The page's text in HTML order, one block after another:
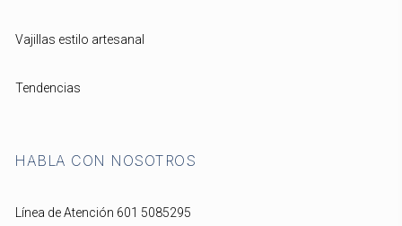
Vajillas estilo artesanal
Tendencias
HABLA CON NOSOTROS
Línea de Atención 601 5085295